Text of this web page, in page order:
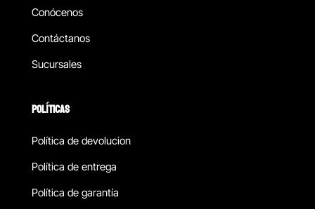
Conócenos
Contáctanos
Sucursales
POLÍTICAS
Política de devolucion
Política de entrega
Política de garantía